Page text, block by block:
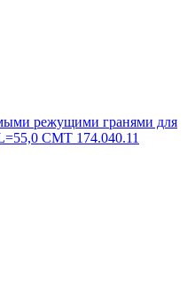
режущими гранями для
CMT 174.040.11